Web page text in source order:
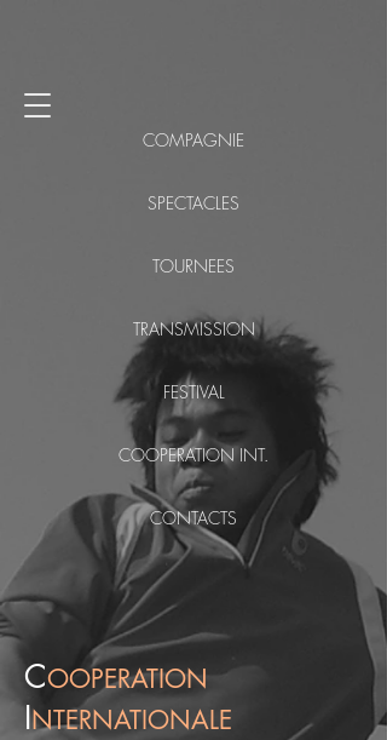
COMPAGNIE
SPECTACLES
TOURNEES
TRANSMISSION
FESTIVAL
COOPERATION INT.
CONTACTS
COOPERATION
INTERNATIONALE